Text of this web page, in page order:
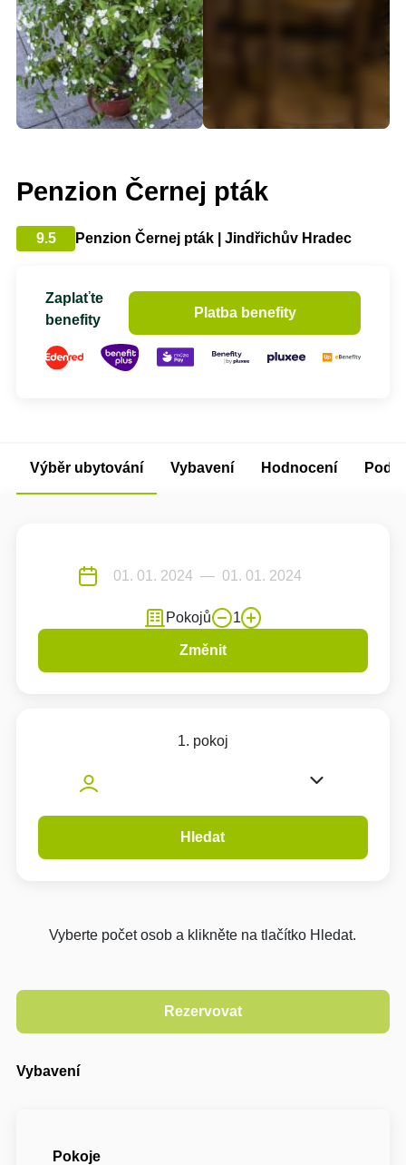
Penzion Černej pták
9.5 Penzion Černej pták | Jindřichův Hradec
Zaplaťte
benefity
Platba benefity
Výběr ubytování Vybavení Hodnocení
Pokojů 1
Změnit
1. pokoj
Hledat
Vyberte počet osob a klikněte na tlačítko Hledat.
Vybavení
Pokoje